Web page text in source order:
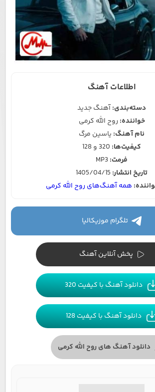
اطلاعات آهنگ
دسته‌بندی:آهنگ جدید
خواننده: روح الله کرمی
نام آهنگ: یاسین مرگ
کیفیت‌ها:
فرمت:
تاریخ انتشار:
همه آهنگ‌های روح الله کرمی
تلگرام موزیکالیا
پخش آنلاین آهنگ
دانلود آهنگ با کیفیت 320
دانلود آهنگ با کیفیت 128
دانلود آهنگ های روح الله کرمی